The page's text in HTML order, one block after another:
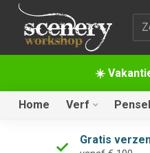
☀️
Home Verf
Gratis